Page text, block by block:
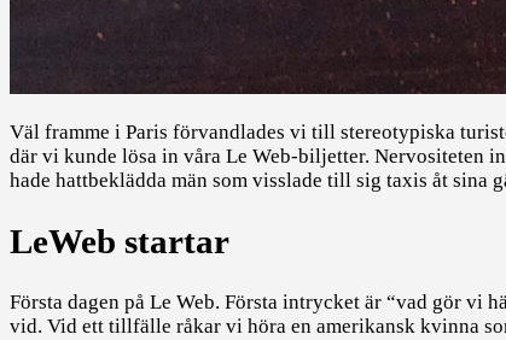
Väl framme i Paris förvandlades vi till stereotypiska
där vi kunde lösa in våra Le Web-biljetter. Nervositeten
hade hattbeklädda män som visslade till sig taxis åt sina
LeWeb startar
Första dagen på Le Web. Första intrycket är “vad gör vi
vid. Vid ett tillfälle råkar vi höra en amerikansk kvinna